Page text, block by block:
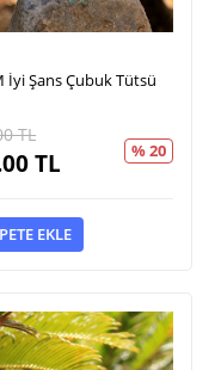
İyi Şans Çubuk Tütsü
TL
TL % 20
EKLE